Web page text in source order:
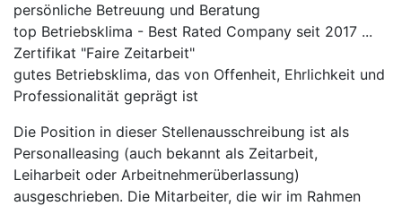
persönliche Betreuung und Beratung
top Betriebsklima - Best Rated Company seit 2017 ...
Zertifikat "Faire Zeitarbeit"
gutes Betriebsklima, das von Offenheit, Ehrlichkeit und
Professionalität geprägt ist
Die Position in dieser Stellenausschreibung ist als
Personalleasing (auch bekannt als Zeitarbeit,
Leiharbeit oder Arbeitnehmerüberlassung)
ausgeschrieben. Die Mitarbeiter, die wir im Rahmen